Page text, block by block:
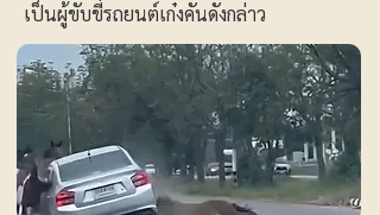
เป็นผู้ขับขี่รถยนต์เก๋งคันดังกล่าว